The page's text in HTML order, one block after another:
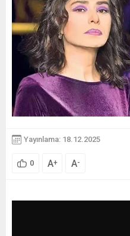
Yayınlama: 18.12.2025
0 A+ A-